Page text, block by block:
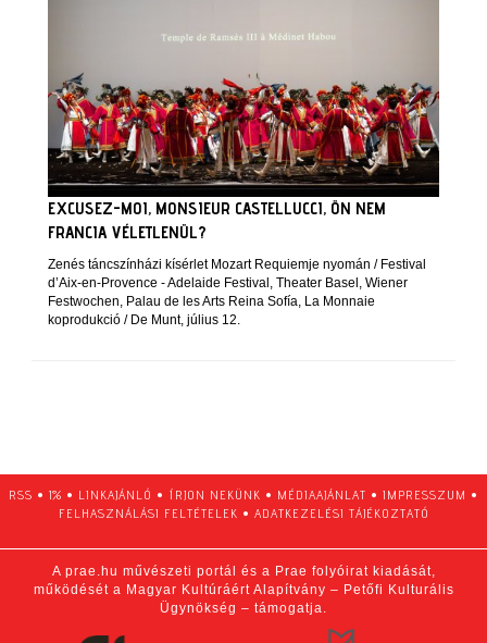
EXCUSEZ-MOI, MONSIEUR CASTELLUCCI, ÖN NEM
FRANCIA VÉLETLENÜL?
Zenés táncszínházi kísérlet Mozart Requiemje nyomán / Festival
d’Aix-en-Provence - Adelaide Festival, Theater Basel, Wiener
Festwochen, Palau de les Arts Reina Sofía, La Monnaie
koprodukció / De Munt, július 12.
RSS • 1% • LINKAJÁNLÓ • ÍRJON NEKÜNK • MÉDIAAJÁNLAT • IMPRESSZUM •
FELHASZNÁLÁSI FELTÉTELEK • ADATKEZELÉSI TÁJÉKOZTATÓ
A prae.hu művészeti portál és a Prae folyóirat kiadását,
működését a Magyar Kultúráért Alapítvány – Petőfi Kulturális
Ügynökség – támogatja.